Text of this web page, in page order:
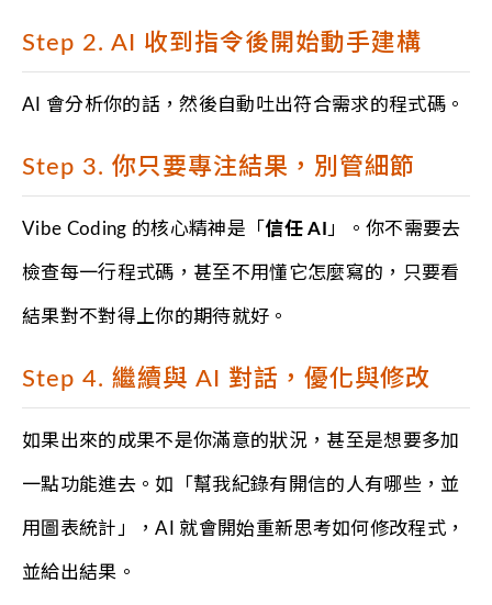
Step 2. AI 收到指令後開始動手建構
AI 會分析你的話，然後自動吐出符合需求的程式碼。
Step 3. 你只要專注結果，別管細節
Vibe Coding 的核心精神是「信任 AI 」。你不需要去
檢查每一行程式碼，甚至不用懂它怎麼寫的，只要看
結果對不對得上你的期待就好。
Step 4. 繼續與 AI 對話，優化與修改
如果出來的成果不是你滿意的狀況，甚至是想要多加
一點功能進去。如「幫我紀錄有開信的人有哪些，並
用圖表統計」，AI 就會開始重新思考如何修改程式，
並給出結果。